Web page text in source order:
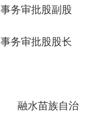
事务审批股副 股
事务审批股股长
融水苗族自治